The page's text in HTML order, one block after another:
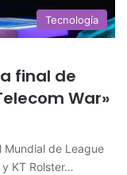
Tecnología
final de
War»
Mundial de League
KT Rolster…